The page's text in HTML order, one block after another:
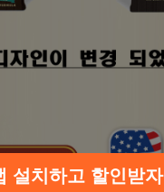
설치하고 할인받자